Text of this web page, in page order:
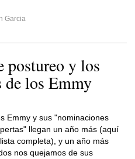
Garcia
postureo y los
de los Emmy
Emmy y sus "nominaciones
llegan un año más (aquí
completa), y un año más
nos quejamos de sus